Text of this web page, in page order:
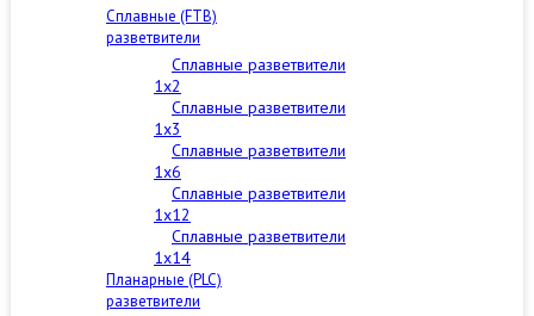
Сплавные (FTB)
разветвители
Сплавные разветвители
1x2
Сплавные разветвители
1x3
Сплавные разветвители
1x6
Сплавные разветвители
1x12
Сплавные разветвители
1x14
Планарные (PLC)
разветвители